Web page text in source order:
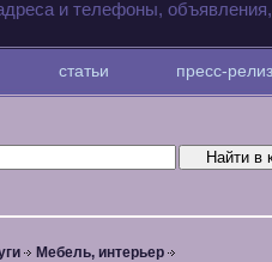
и телефоны,
статьи пресс-
Мебель, интерьер